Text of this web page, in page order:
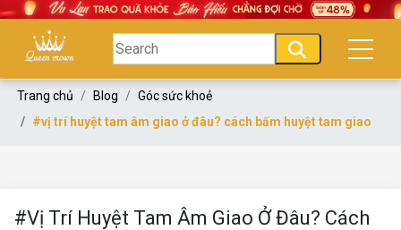
Trang chủ Blog
Góc sức khoẻ
#vị trí huyệt tam âm giao ở đâu? cách bấm huyệt tam giao
#Vị Trí Huyệt Tam Âm Giao Ở Đâu? Cách